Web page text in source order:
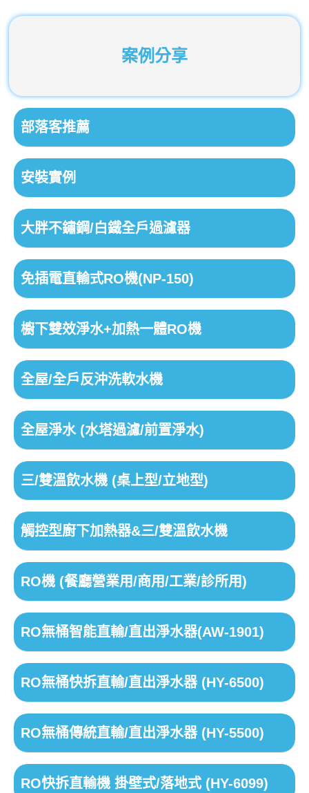
案例分享
部落客推薦
安裝實例
大胖不鏽鋼/白鐵全戶過濾器
免插電直輸式RO機(NP-150)
櫥下雙效淨水+加熱一體RO機
全屋/全戶反沖洗軟水機
全屋淨水 (水塔過濾/前置淨水)
三/雙溫飲水機 (桌上型/立地型)
觸控型廚下加熱器&三/雙溫飲水機
RO機 (餐廳營業用/商用/工業/診所用)
RO無桶智能直輸/直出淨水器(AW-1901)
RO無桶快拆直輸/直出淨水器 (HY-6500)
RO無桶傳統直輸/直出淨水器 (HY-5500)
RO快拆直輸機 掛壁式/落地式 (HY-6099)